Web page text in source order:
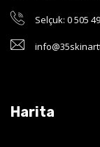
Selçuk: 0 505
Harita